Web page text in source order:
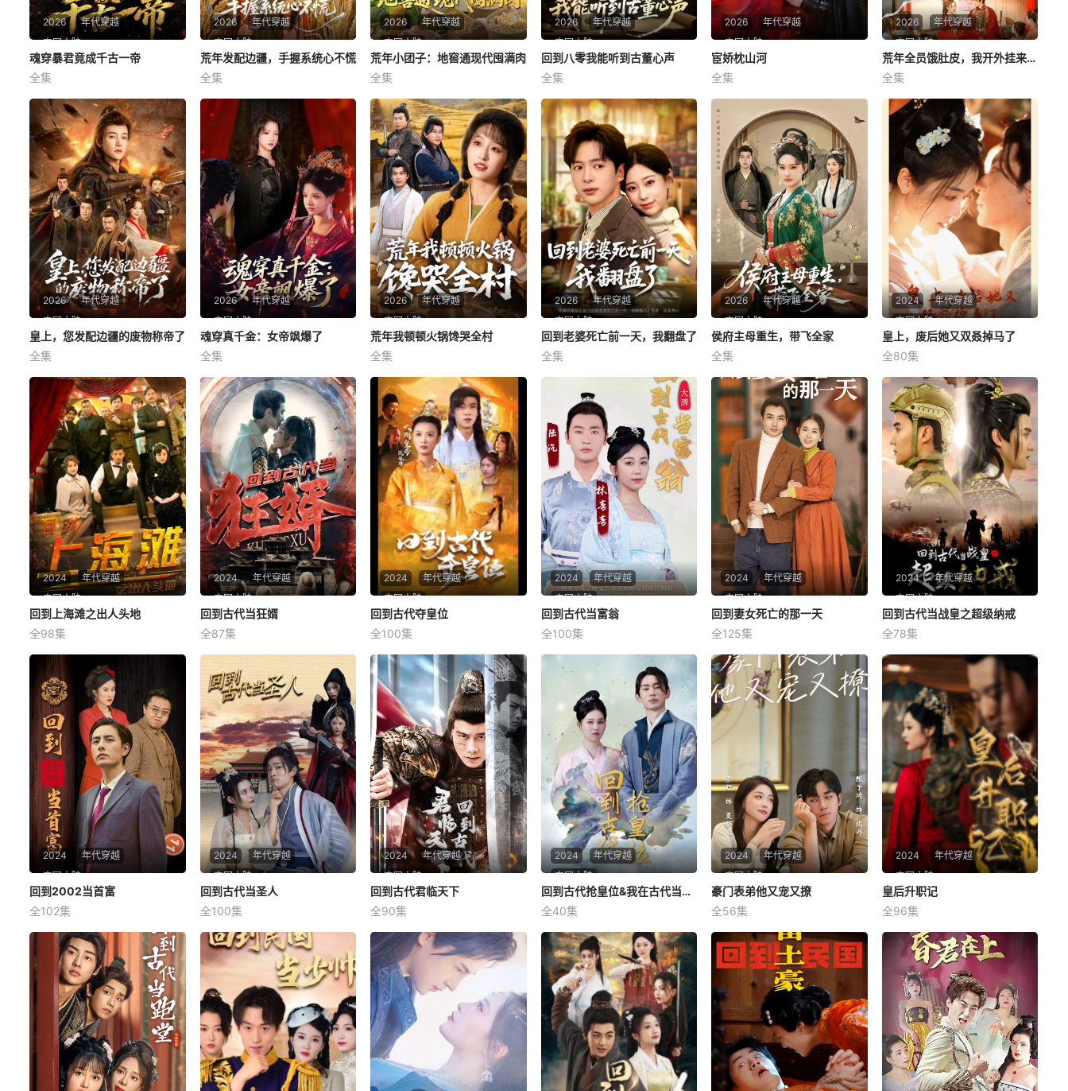
2026
年代穿越
中国大陆
魂穿暴君竟成千古一帝
魂穿暴君竟成千古一帝
魂穿暴君竟成千古一帝
全集
2026
年代穿越
中国大陆
荒年发配边疆，手握系统心不慌
荒年发配边疆，手握系统心不
荒年发配边疆，手握系统心不慌
全集
2026
年代穿越
中国大陆
荒年小团子：地窖通现代囤满肉
荒年小团子：地窖通现代囤满
肉
荒年小团子：地窖通现代囤满肉
全集
2026
年代穿越
中国大陆
回到八零我能听到古董心声
回到八零我能听到古董心声
回到八零我能听到古董心声
全集
2026
年代穿越
中国大陆
宦娇枕山河
宦娇枕山河
全集
2026
年代穿越
中国大陆
荒年全员饿肚皮，我开外挂来称霸
荒年全员饿肚皮，我开外挂来
称霸
荒年全员饿肚皮，我开外挂来称霸
全集
2026
年代穿越
中国大陆
皇上，您发配边疆的废物称帝了
皇上，您发配边疆的废物称帝
了
皇上，您发配边疆的废物称帝了
全集
2026
年代穿越
中国大陆
魂穿真千金：女帝飒爆了
魂穿真千金：女帝飒爆了
全集
2026
年代穿越
中国大陆
荒年我顿顿火锅馋哭全村
荒年我顿顿火锅馋哭全村
全集
2026
年代穿越
中国大陆
回到老婆死亡前一天，我翻盘了
回到老婆死亡前一天，我翻盘
回到老婆死亡前一天，我翻盘了
全集
2026
年代穿越
中国大陆
侯府主母重生，带飞全家
侯府主母重生，带飞全家
全集
2024
年代穿越
中国大陆
皇上，废后她又双叒掉马了
未知
皇上，废后她又双叒掉马了
全80集
2024
年代穿越
中国大陆
回到上海滩之出人头地
未知
回到上海滩之出人头地
全98集
2024
年代穿越
中国大陆
回到古代当狂婿
未知
回到古代当狂婿
全87集
2024
年代穿越
中国大陆
回到古代夺皇位
未知
回到古代夺皇位
全100集
2024
年代穿越
中国大陆
回到古代当富翁
未知
回到古代当富翁
全100集
2024
年代穿越
中国大陆
回到妻女死亡的那一天
未知
回到妻女死亡的那一天
全125集
2024
年代穿越
中国大陆
回到古代当战皇之超级纳戒
未知
回到古代当战皇之超级纳戒
全78集
2024
年代穿越
中国大陆
回到2002当首富
未知
回到2002当首富
全102集
2024
年代穿越
中国大陆
回到古代当圣人
未知
回到古代当圣人
全100集
2024
年代穿越
中国大陆
回到古代君临天下
未知
回到古代君临天下
全90集
2024
年代穿越
中国大陆
回到古代抢皇位&我在古代当皇子
未知
回到古代抢皇位&我在古代当皇子
全40集
2024
年代穿越
中国大陆
豪门表弟他又宠又撩
未知
豪门表弟他又宠又撩
全56集
2024
年代穿越
中国大陆
皇后升职记
未知
皇后升职记
全96集